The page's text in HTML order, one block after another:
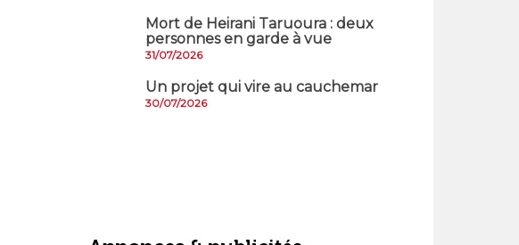
Mort de Heirani Taruoura : deux
personnes en garde à vue
31/07/2026
Un projet qui vire au cauchemar
30/07/2026